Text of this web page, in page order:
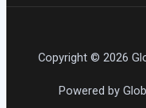
Copyright © 2026
Powered by